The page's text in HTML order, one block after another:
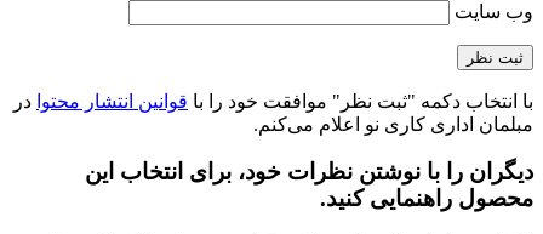
وب‌ سایت
با انتخاب دکمه "ثبت نظر" موافقت خود را با قوانین انتشار محتوا در
مبلمان اداری کاری نو اعلام می‌کنم.
دیگران را با نوشتن نظرات خود، برای انتخاب این
محصول راهنمایی کنید.